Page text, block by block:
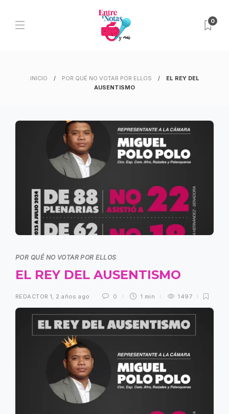
0
INICIO POR QUÉ NO VOTAR POR ELLOS
EL REY DEL
AUSENTISMO
POR QUÉ NO VOTAR POR ELLOS
EL REY DEL AUSENTISMO
REDACTOR 1, 2 años ago 0 1 min 1497